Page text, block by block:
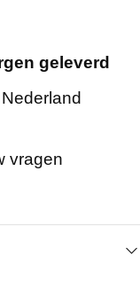
geleverd
vragen